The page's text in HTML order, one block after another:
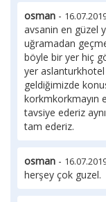
osman -
avsanin en güzel
uğramadan
böyle bir yer hiç
yer
geldiğimizde
korkmkorkmayın
tavsiye ederiz
tam ederiz.
osman -
herşey çok guzel.